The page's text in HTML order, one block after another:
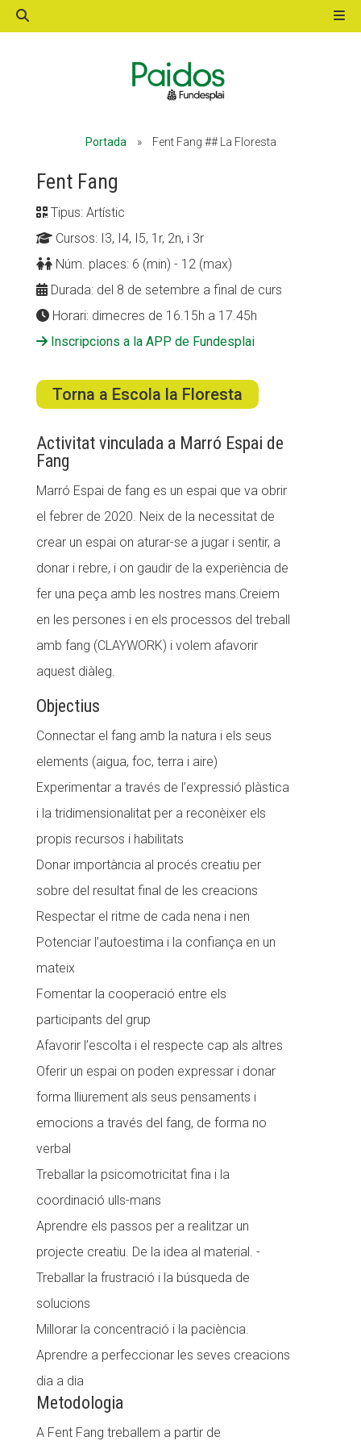
Portada » Fent Fang ## La Floresta
Fent Fang
Tipus: Artístic
Cursos: I3, I4, I5, 1r, 2n, i 3r
Núm. places: 6 (min) - 12 (max)
Durada: del 8 de setembre a final de curs
Horari: dimecres de 16.15h a 17.45h
Inscripcions a la APP de Fundesplai
Torna a Escola la Floresta
Activitat vinculada a Marró Espai de
Fang
Marró Espai de fang es un espai que va obrir
el febrer de 2020. Neix de la necessitat de
crear un espai on aturar-se a jugar i sentir, a
donar i rebre, i on gaudir de la experiència de
fer una peça amb les nostres mans.Creiem
en les persones i en els processos del treball
amb fang (CLAYWORK) i volem afavorir
aquest diàleg.
Objectius
Connectar el fang amb la natura i els seus
elements (aigua, foc, terra i aire)
Experimentar a través de l’expressió plàstica
i la tridimensionalitat per a reconèixer els
propis recursos i habilitats
Donar importància al procés creatiu per
sobre del resultat final de les creacions
Respectar el ritme de cada nena i nen
Potenciar l’autoestima i la confiança en un
mateix
Fomentar la cooperació entre els
participants del grup
Afavorir l’escolta i el respecte cap als altres
Oferir un espai on poden expressar i donar
forma lliurement als seus pensaments i
emocions a través del fang, de forma no
verbal
Treballar la psicomotricitat fina i la
coordinació ulls-mans
Aprendre els passos per a realitzar un
projecte creatiu. De la idea al material. -
Treballar la frustració i la búsqueda de
solucions
Millorar la concentració i la paciència.
Aprendre a perfeccionar les seves creacions
dia a dia
Metodologia
A Fent Fang treballem a partir de
ACTIVITATS D'ESTIU
ALBERG CENTRE ESPLAI
FORMACIÓ
CASES DE COLÒNIES
ESPLAIS
SUPORT TERCER SECTOR
CONEIX FUNDESPLAI
La Fundació
L'equip
Missió i valors
Memòria d'activitats
Proposta educativa
ACTUALITAT
Notícies
Butlletins
Diari de la Fundació
Xarxes socials
Fes voluntariat
Fes un donatiu
Treballa amb nosaltres